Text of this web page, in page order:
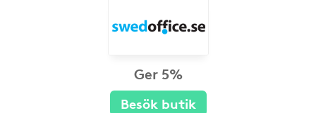
Ger 5%
Besök butik